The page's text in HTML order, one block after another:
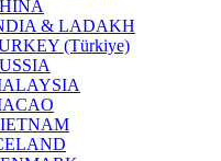
& LADAKH
(Türkiye)